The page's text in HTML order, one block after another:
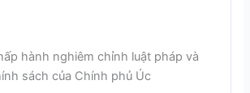
hành nghiêm chỉnh luật pháp và
sách của Chính phủ Úc